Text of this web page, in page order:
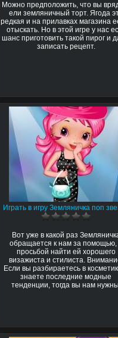
Можно предположить, что вы
ели земляничный торт. Ягода
редкая и на прилавках магазина
отыскать. Но в этой игре у нас
шанс приготовить такой пирог и
записать рецепт.
Играть в игру Земляничка поп
Вот уже в какой раз
обращается к нам за помощью,
просьбой найти ей хорошего
визажиста и стилиста.
Если вы разбираетесь в
знаете последние модные
тенденции, тогда вы нам